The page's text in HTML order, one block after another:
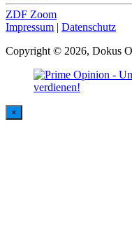
ZDF Zoom
Impressum | Datenschutz
Copyright © 2026, Dokus
×